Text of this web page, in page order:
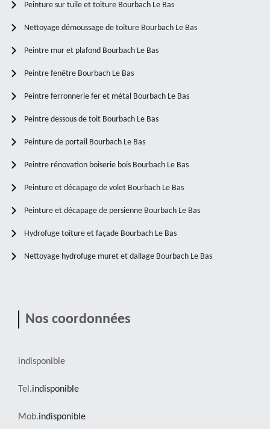
Peinture sur tuile et toiture Bourbach Le Bas
Nettoyage démoussage de toiture Bourbach Le Bas
Peintre mur et plafond Bourbach Le Bas
Peintre fenêtre Bourbach Le Bas
Peintre ferronnerie fer et métal Bourbach Le Bas
Peintre dessous de toit Bourbach Le Bas
Peinture de portail Bourbach Le Bas
Peintre rénovation boiserie bois Bourbach Le Bas
Peinture et décapage de volet Bourbach Le Bas
Peinture et décapage de persienne Bourbach Le Bas
Hydrofuge toiture et façade Bourbach Le Bas
Nettoyage hydrofuge muret et dallage Bourbach Le Bas
Nos coordonnées
indisponible
Tel.indisponible
Mob.indisponible